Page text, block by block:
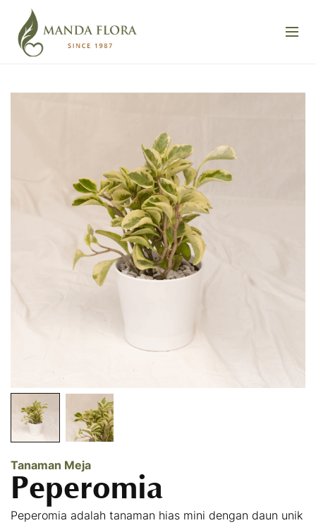
Tanaman Meja
Peperomia
Peperomia adalah tanaman hias mini dengan daun unik